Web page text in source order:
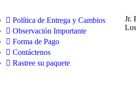
Política de Entrega y Cambios
Observación Importante
Forma de Pago
Contáctenos
Rastree su paquete
Jr.